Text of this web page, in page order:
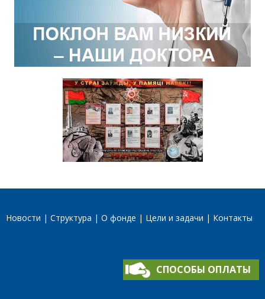
Новости Структура О фонде Цели и задачи Контакты
СПОСОБЫ ОПЛАТЫ